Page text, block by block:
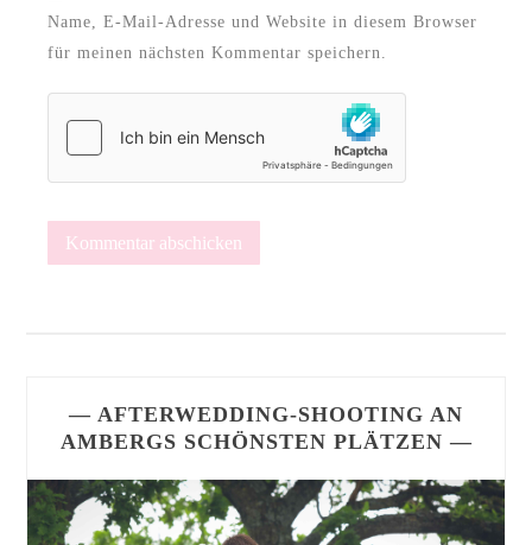
Name, E-Mail-Adresse und Website in diesem Browser
für meinen nächsten Kommentar speichern.
— AFTERWEDDING-SHOOTING AN
AMBERGS SCHÖNSTEN PLÄTZEN —